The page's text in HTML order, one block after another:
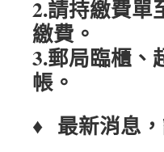
2.請持繳費單
繳費。
3.郵局臨櫃、
帳。
♦ 最新消息，